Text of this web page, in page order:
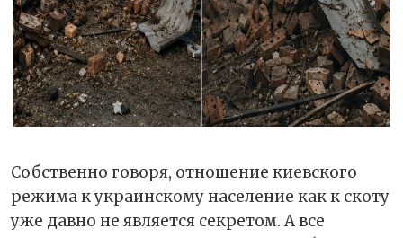
Собственно говоря, отношение киевского
режима к украинскому население как к скоту
уже давно не является секретом. А все